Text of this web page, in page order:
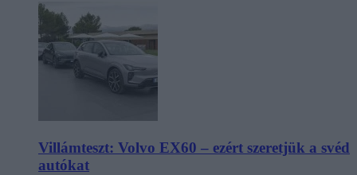
Villámteszt: Volvo EX60 – ezért szeretjük a svéd
autókat